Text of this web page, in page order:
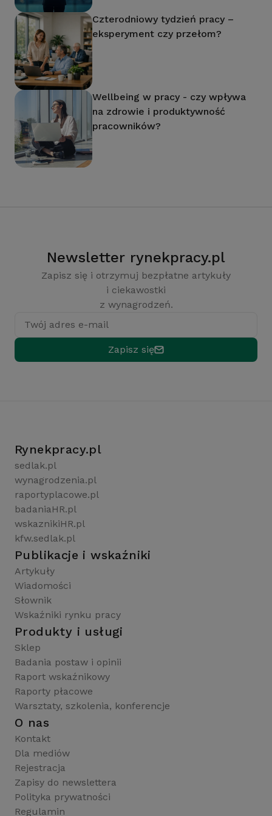
Czterodniowy tydzień pracy –
eksperyment czy przełom?
Wellbeing w pracy - czy wpływa
na zdrowie i produktywność
pracowników?
Newsletter rynekpracy.pl
Zapisz się i otrzymuj bezpłatne artykuły
i ciekawostki
z wynagrodzeń.
Twój adres e-mail
Zapisz się
Rynekpracy.pl
sedlak.pl
wynagrodzenia.pl
raportyplacowe.pl
badaniaHR.pl
wskaznikiHR.pl
kfw.sedlak.pl
Publikacje i wskaźniki
Artykuły
Wiadomości
Słownik
Wskaźniki rynku pracy
Produkty i usługi
Sklep
Badania postaw i opinii
Raport wskaźnikowy
Raporty płacowe
Warsztaty, szkolenia, konferencje
O nas
Kontakt
Dla mediów
Rejestracja
Zapisy do newslettera
Polityka prywatności
Regulamin